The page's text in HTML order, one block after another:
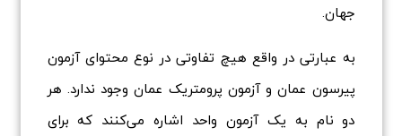
جهان.
به عبارتی در واقع هیچ تفاوتی در نوع محتوای آزمون
پیرسون عمان و آزمون پرومتریک عمان وجود ندارد. هر
دو نام به یک آزمون واحد اشاره می‌کنند که برای